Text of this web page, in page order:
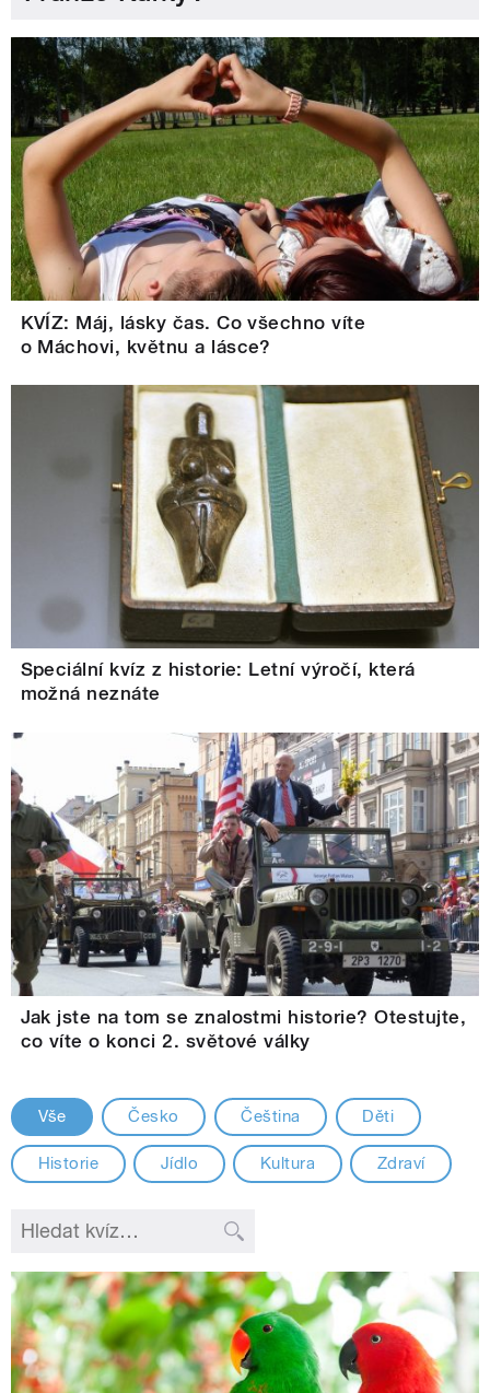
KVÍZ: Máj, lásky čas. Co všechno víte
o Máchovi, květnu a lásce?
Speciální kvíz z historie: Letní výročí, která
možná neznáte
Jak jste na tom se znalostmi historie? Otestujte,
co víte o konci 2. světové války
Vše Česko Čeština Děti
Historie Jídlo Kultura Zdraví